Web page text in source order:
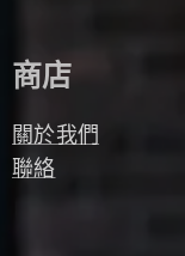
商店
關於我們
聯絡